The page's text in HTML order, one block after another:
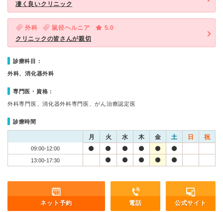
凄く良いクリニック
外科 鼠径ヘルニア
5.0
クリニックの皆さんが親切
診療科目：
外科、消化器外科
専門医・資格：
外科専門医、消化器外科専門医、がん治療認定医
診療時間
月 火 水 木 金 土 日 祝
09:00-12:00
13:00-17:30
ネット予約 電話 公式サイト